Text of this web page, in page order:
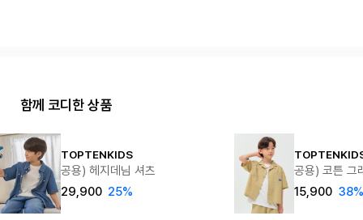
함께 코디한 상품
TOPTENKIDS
공용) 헤지데님 셔츠
29,900 25%
공용) 코튼 그
15,900 38%